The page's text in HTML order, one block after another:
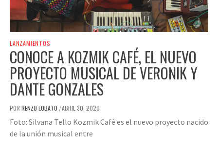
LANZAMIENTOS
CONOCE A KOZMIK CAFÉ, EL NUEVO
PROYECTO MUSICAL DE VERONIK Y
DANTE GONZALES
POR RENZO LOBATO /ABRIL 30, 2020
Foto: Silvana Tello Kozmik Café es el nuevo proyecto nacido
de la unión musical entre